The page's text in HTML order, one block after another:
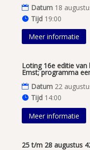
Datum 18
Tijd 19:00
Meer informatie
Loting 16e editie van
Emst; programma
Datum 22
Tijd 14:00
Meer informatie
25 t/m 28 augustus